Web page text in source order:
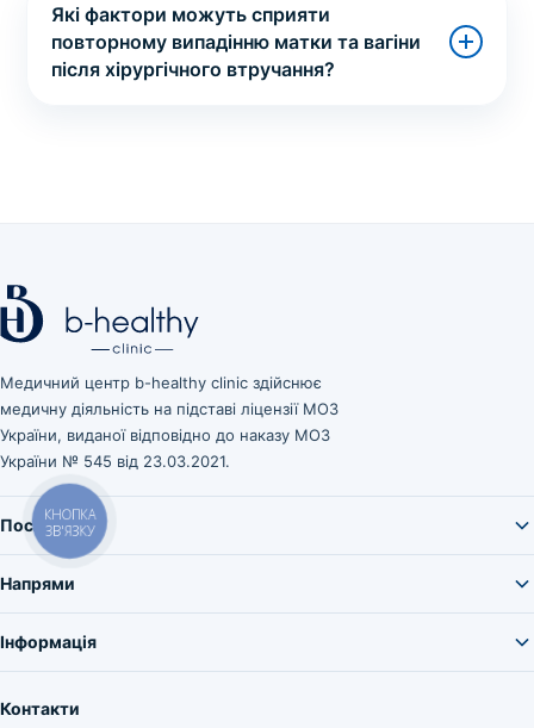
Які фактори можуть сприяти
повторному випадінню матки та вагіни
після хірургічного втручання?
Медичний центр b-healthy clinic здійснює
медичну діяльність на підставі ліцензії МОЗ
України, виданої відповідно до наказу МОЗ
України № 545 від 23.03.2021.
Послуги
Напрями
Інформація
Контакти
КНОПКА
ЗВ'ЯЗКУ